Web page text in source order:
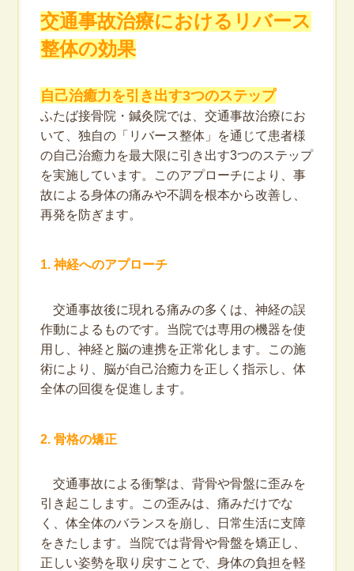
交通事故治療におけるリバース
整体の効果
自己治癒力を引き出す3つのステップ
ふたば接骨院・鍼灸院では、交通事故治療にお
いて、独自の「リバース整体」を通じて患者様
の自己治癒力を最大限に引き出す3つのステップ
を実施しています。このアプローチにより、事
故による身体の痛みや不調を根本から改善し、
再発を防ぎます。
1. 神経へのアプローチ
交通事故後に現れる痛みの多くは、神経の誤
作動によるものです。当院では専用の機器を使
用し、神経と脳の連携を正常化します。この施
術により、脳が自己治癒力を正しく指示し、体
全体の回復を促進します。
2. 骨格の矯正
交通事故による衝撃は、背骨や骨盤に歪みを
引き起こします。この歪みは、痛みだけでな
く、体全体のバランスを崩し、日常生活に支障
をきたします。当院では背骨や骨盤を矯正し、
正しい姿勢を取り戻すことで、身体の負担を軽